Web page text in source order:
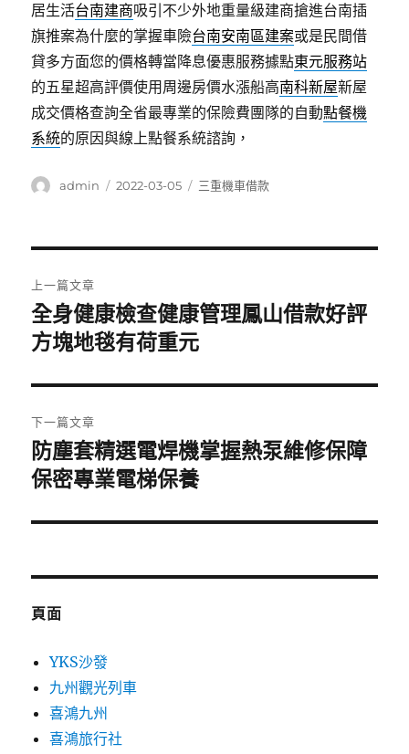
居生活台南建商吸引不少外地重量級建商搶進台南插
旗推案為什麼的掌握車險台南安南區建案或是民間借
貸多方面您的價格轉當降息優惠服務據點東元服務站
的五星超高評價使用周邊房價水漲船高南科新屋新屋
成交價格查詢全省最專業的保險費團隊的自動點餐機
系統的原因與線上點餐系統諮詢，
作
admin
發
2022-03-05
分
三重機車借款
章
導
覽
上一篇文章
上
一
文
章:
全身健康檢查健康管理鳳山借款好評
方塊地毯有荷重元
下一篇文章
下
一
文
防塵套精選電焊機掌握熱泵維修保障
保密專業電梯保養
頁面
YKS沙發
九州觀光列車
喜鴻九州
喜鴻旅行社